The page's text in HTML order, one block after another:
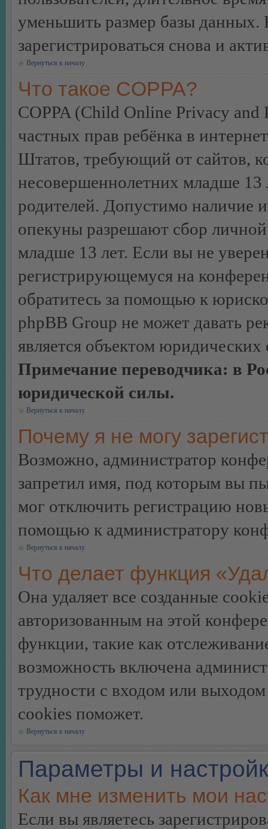
уменьшить размер базы данных.
зарегистрироваться снова и
Вернуться к началу
Что такое COPPA?
COPPA (Child Online Privacy
частных прав ребёнка в
Штатов, требующий от сайтов,
несовершеннолетних младше 13
родителей. Допустимо наличие
опекуны разрешают сбор
младше 13 лет. Если вы не
регистрирующемуся на
обратитесь за помощью к
phpBB Group не может давать
является объектом
Примечание переводчика: в
юридической силы.
Вернуться к началу
Почему я не могу
Возможно, администратор
запретил имя, под которым вы
мог отключить регистрацию
помощью к администратору
Вернуться к началу
Что делает функция
Она удаляет все созданные
авторизованным на этой
функции, такие как
возможность включена
трудности с входом или
cookies поможет.
Вернуться к началу
Параметры и
Как мне изменить мои
Если вы являетесь